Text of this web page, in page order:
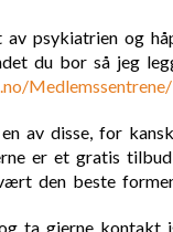
psykiatrien og
du bor så jeg
Medlemssentrene/
av disse, for
er et gratis
den beste
ta gjerne kontakt